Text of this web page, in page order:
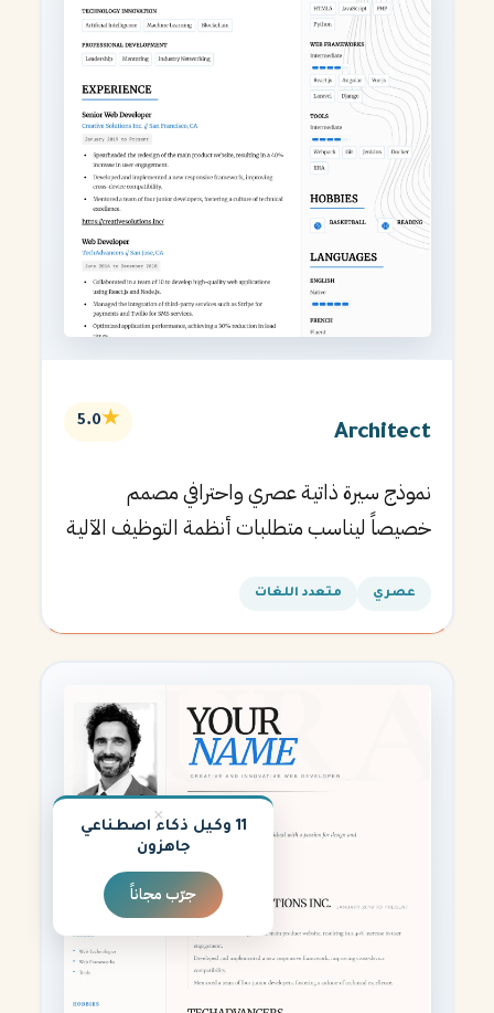
Architect
★
5.0
نموذج سيرة ذاتية عصري واحترافي مصمم
خصيصاً ليناسب متطلبات أنظمة التوظيف الآلية
عصري متعدد اللغات
×
11 وكيل ذكاء اصطناعي
جاهزون
جرّب مجاناً